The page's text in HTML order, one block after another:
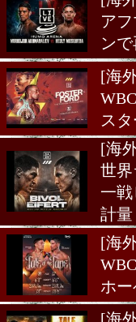
[
[
[